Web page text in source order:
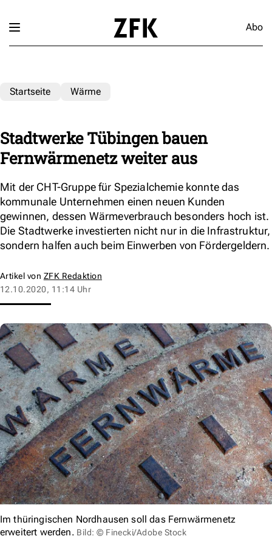
Abo
Startseite Wärme
Stadtwerke Tübingen bauen
Fernwärmenetz weiter aus
Mit der CHT-Gruppe für Spezialchemie konnte das
kommunale Unternehmen einen neuen Kunden
gewinnen, dessen Wärmeverbrauch besonders hoch ist.
Die Stadtwerke investierten nicht nur in die Infrastruktur,
sondern halfen auch beim Einwerben von Fördergeldern.
Artikel von ZFK Redaktion
12.10.2020, 11:14 Uhr
Im thüringischen Nordhausen soll das Fernwärmenetz
erweitert werden. Bild: © Finecki/Adobe Stock